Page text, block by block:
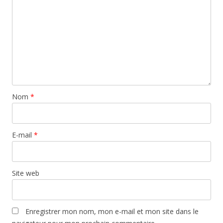
Nom *
E-mail *
Site web
Enregistrer mon nom, mon e-mail et mon site dans le